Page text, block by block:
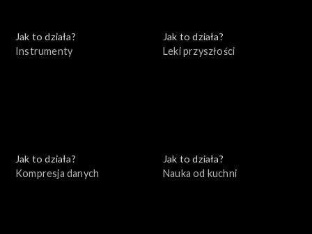
Jak to działa?
Instrumenty
Jak to działa?
Leki przyszłości
Jak to działa?
Kompresja danych
Jak to działa?
Nauka od kuchni